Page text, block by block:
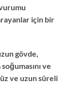
için bir
gövde,
ve
ve uzun süreli